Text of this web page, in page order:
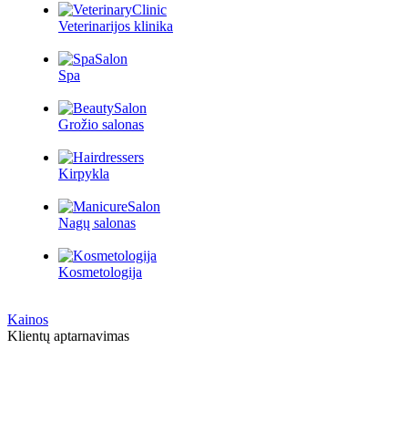
Veterinarijos klinika
Spa
Grožio salonas
Kirpykla
Nagų salonas
Kosmetologija
Kainos
Klientų aptarnavimas